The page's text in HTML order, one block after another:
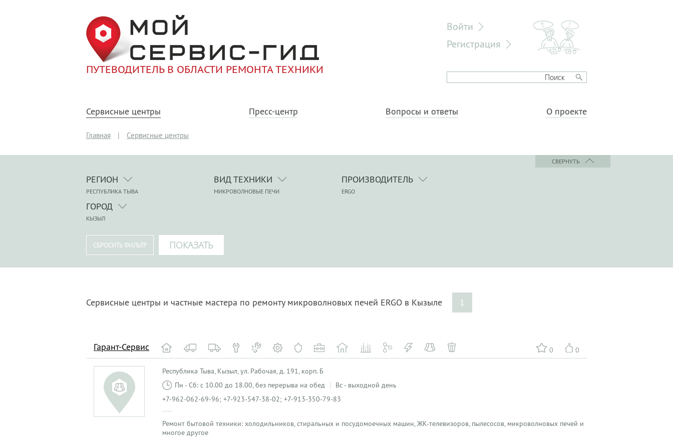
ПУТЕВОДИТЕЛЬ В ОБЛАСТИ РЕМОНТА ТЕХНИКИ
Войти
Регистрация
Сервисные центры Пресс-центр Вопросы и ответы О проекте
Главная | Сервисные центры
СВЕРНУТЬ
РЕГИОН
РЕСПУБЛИКА ТЫВА
ВИД ТЕХНИКИ
МИКРОВОЛНОВЫЕ ПЕЧИ
ПРОИЗВОДИТЕЛЬ
ERGO
ГОРОД
КЫЗЫЛ
Сервисные центры и частные мастера по ремонту микроволновых печей ERGO в Кызыле 1
0 0
Гарант-Сервис
Республика Тыва, Кызыл, ул. Рабочая, д. 191, корп. Б
Пн - Сб: с 10.00 до 18.00, без перерыва на обед
Вс - выходной день
+7-962-062-69-96; +7-923-547-38-02; +7-913-350-79-83
Ремонт бытовой техники: холодильников, стиральных и посудомоечных машин, ЖК-телевизоров, пылесосов, микроволновых печей и
многое другое